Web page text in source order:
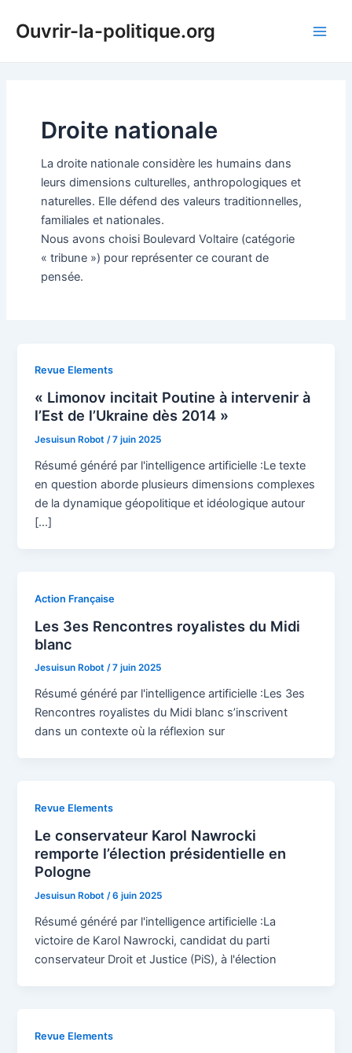
Ouvrir-la-politique.org
Droite nationale
La droite nationale considère les humains dans
leurs dimensions culturelles, anthropologiques et
naturelles. Elle défend des valeurs traditionnelles,
familiales et nationales.
Nous avons choisi Boulevard Voltaire (catégorie
« tribune ») pour représenter ce courant de
pensée.
Revue Elements
« Limonov incitait Poutine à intervenir à
l’Est de l’Ukraine dès 2014 »
Jesuisun Robot/7 juin 2025
Résumé généré par l'intelligence artificielle :Le texte
en question aborde plusieurs dimensions complexes
de la dynamique géopolitique et idéologique autour
[…]
Action Française
Les 3es Rencontres royalistes du Midi
blanc
Jesuisun Robot/7 juin 2025
Résumé généré par l'intelligence artificielle :Les 3es
Rencontres royalistes du Midi blanc s’inscrivent
dans un contexte où la réflexion sur
Revue Elements
Le conservateur Karol Nawrocki
remporte l’élection présidentielle en
Pologne
Jesuisun Robot/6 juin 2025
Résumé généré par l'intelligence artificielle :La
victoire de Karol Nawrocki, candidat du parti
conservateur Droit et Justice (PiS), à l'élection
Revue Elements